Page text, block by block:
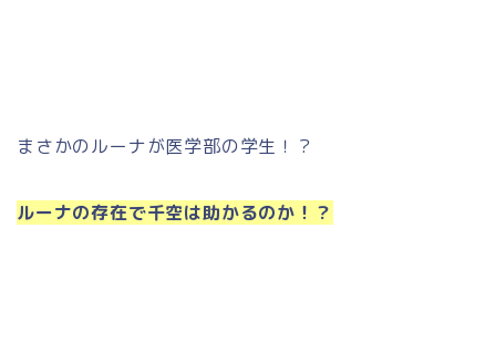
まさかのルーナが医学部の学生！？
ルーナの存在で千空は助かるのか！？